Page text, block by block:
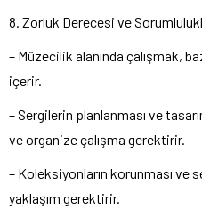
8. Zorluk Derecesi ve
– Müzecilik alanında çalışmak,
içerir.
– Sergilerin planlanması ve
ve organize çalışma gerektirir.
– Koleksiyonların korunması
yaklaşım gerektirir.